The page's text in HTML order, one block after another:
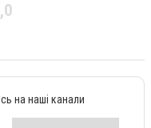
на наші канали